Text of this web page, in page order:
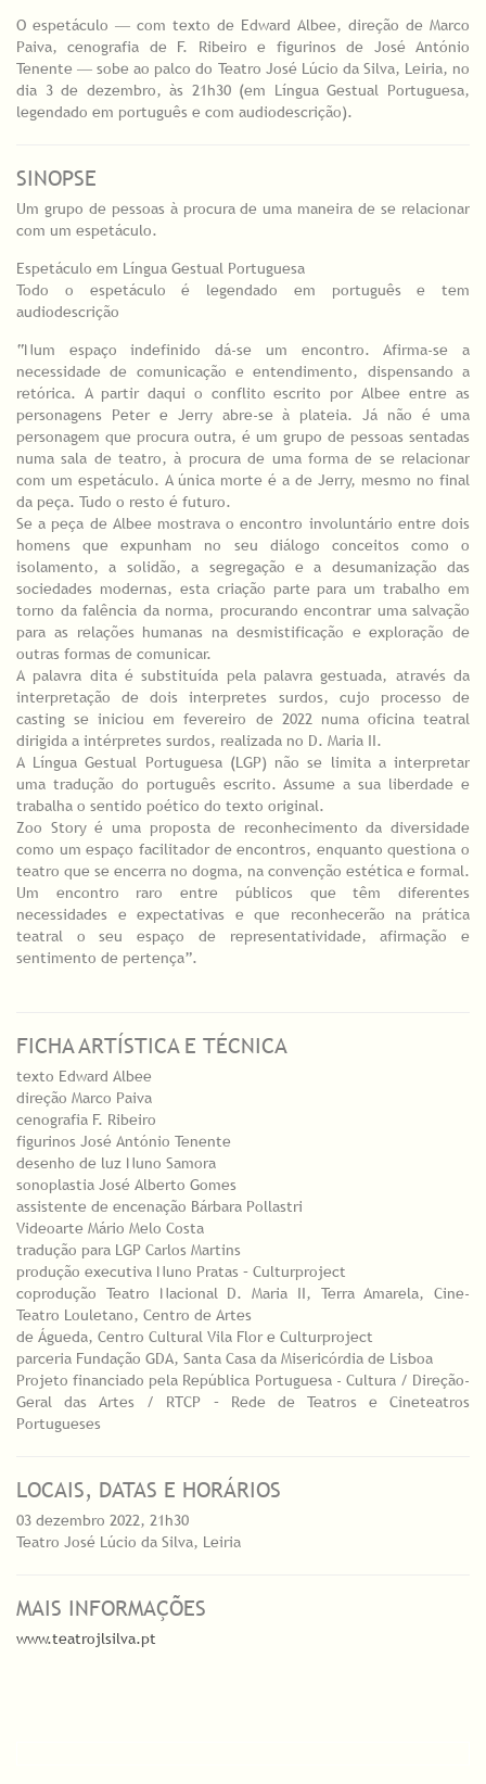
O espetáculo ― com texto de Edward Albee, direção de Marco
Paiva, cenografia de F. Ribeiro e figurinos de José António
Tenente ― sobe ao palco do Teatro José Lúcio da Silva, Leiria, no
dia 3 de dezembro, às 21h30 (em Língua Gestual Portuguesa,
legendado em português e com audiodescrição).
SINOPSE
Um grupo de pessoas à procura de uma maneira de se relacionar
com um espetáculo.
Espetáculo em Língua Gestual Portuguesa
Todo o espetáculo é legendado em português e tem
audiodescrição
“Num espaço indefinido dá-se um encontro. Afirma-se a
necessidade de comunicação e entendimento, dispensando a
retórica. A partir daqui o conflito escrito por Albee entre as
personagens Peter e Jerry abre-se à plateia. Já não é uma
personagem que procura outra, é um grupo de pessoas sentadas
numa sala de teatro, à procura de uma forma de se relacionar
com um espetáculo. A única morte é a de Jerry, mesmo no final
da peça. Tudo o resto é futuro.
Se a peça de Albee mostrava o encontro involuntário entre dois
homens que expunham no seu diálogo conceitos como o
isolamento, a solidão, a segregação e a desumanização das
sociedades modernas, esta criação parte para um trabalho em
torno da falência da norma, procurando encontrar uma salvação
para as relações humanas na desmistificação e exploração de
outras formas de comunicar.
A palavra dita é substituída pela palavra gestuada, através da
interpretação de dois interpretes surdos, cujo processo de
casting se iniciou em fevereiro de 2022 numa oficina teatral
dirigida a intérpretes surdos, realizada no D. Maria II.
A Língua Gestual Portuguesa (LGP) não se limita a interpretar
uma tradução do português escrito. Assume a sua liberdade e
trabalha o sentido poético do texto original.
Zoo Story é uma proposta de reconhecimento da diversidade
como um espaço facilitador de encontros, enquanto questiona o
teatro que se encerra no dogma, na convenção estética e formal.
Um encontro raro entre públicos que têm diferentes
necessidades e expectativas e que reconhecerão na prática
teatral o seu espaço de representatividade, afirmação e
sentimento de pertença”.
FICHA ARTÍSTICA E TÉCNICA
texto Edward Albee
direção Marco Paiva
cenografia F. Ribeiro
figurinos José António Tenente
desenho de luz Nuno Samora
sonoplastia José Alberto Gomes
assistente de encenação Bárbara Pollastri
Videoarte Mário Melo Costa
tradução para LGP Carlos Martins
produção executiva Nuno Pratas – Culturproject
coprodução Teatro Nacional D. Maria II, Terra Amarela, Cine-
Teatro Louletano, Centro de Artes
de Águeda, Centro Cultural Vila Flor e Culturproject
parceria Fundação GDA, Santa Casa da Misericórdia de Lisboa
Projeto financiado pela República Portuguesa - Cultura / Direção-
Geral das Artes / RTCP – Rede de Teatros e Cineteatros
Portugueses
LOCAIS, DATAS E HORÁRIOS
03 dezembro 2022, 21h30
Teatro José Lúcio da Silva, Leiria
MAIS INFORMAÇÕES
www.teatrojlsilva.pt